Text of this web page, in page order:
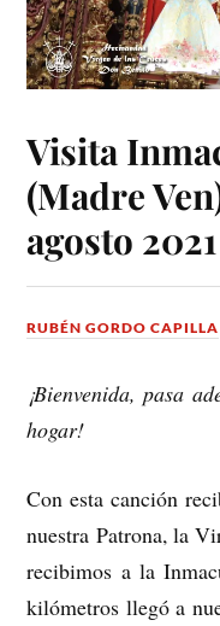
Visita
(Madre
agosto 2021
RUBÉN GORDO CAPILLA
¡Bienvenida, pasa
hogar!
Con esta canción
nuestra Patrona, la
recibimos a la
kilómetros llegó a